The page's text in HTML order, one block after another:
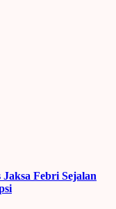
Febri Sejalan